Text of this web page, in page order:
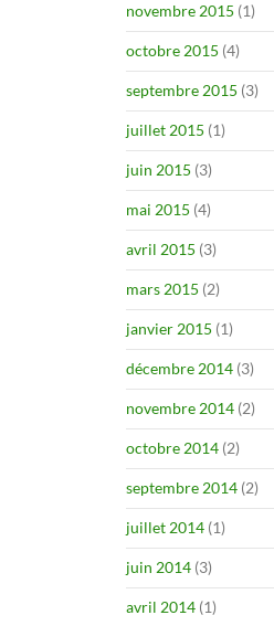
novembre 2015 (1)
octobre 2015 (4)
septembre 2015 (3)
juillet 2015 (1)
juin 2015 (3)
mai 2015 (4)
avril 2015 (3)
mars 2015 (2)
janvier 2015 (1)
décembre 2014 (3)
novembre 2014 (2)
octobre 2014 (2)
septembre 2014 (2)
juillet 2014 (1)
juin 2014 (3)
avril 2014 (1)